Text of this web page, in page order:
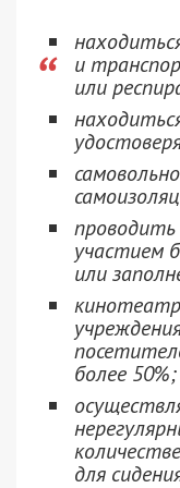
и
или
участием
или
более 50%;
для